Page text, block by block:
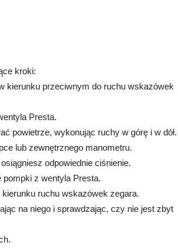
kroki:
kierunku przeciwnym do ruchu wskazówek
Presta.
powietrze, wykonując ruchy w górę i w dół.
lub zewnętrznego manometru.
odpowiednie ciśnienie.
pompki z wentyla Presta.
ruchu wskazówek zegara.
na niego i sprawdzając, czy nie jest zbyt